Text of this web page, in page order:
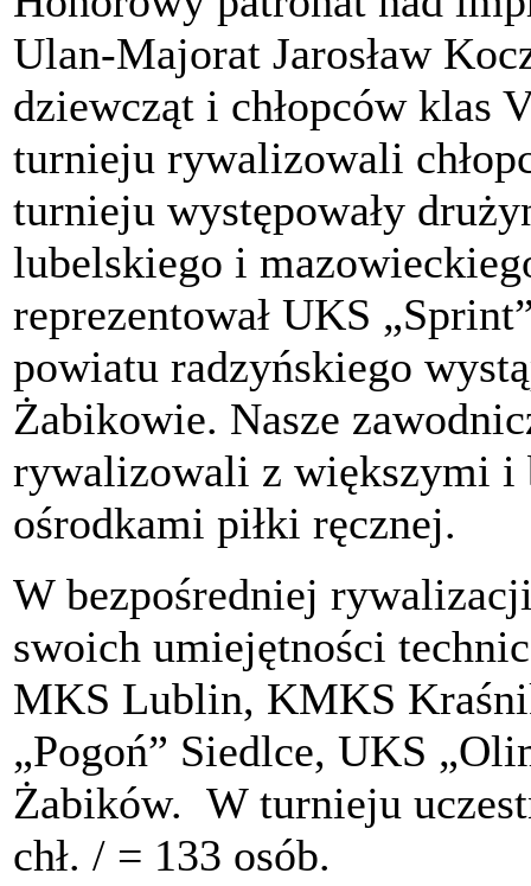
Ulan-Majorat Jarosław
dziewcząt i chłopców klas
turnieju rywalizowali
turnieju występowały
lubelskiego i
reprezentował UKS
powiatu radzyńskiego
Żabikowie. Nasze
rywalizowali z większymi i
ośrodkami piłki ręcznej.
W bezpośredniej
swoich umiejętności
MKS Lublin, KMKS
„Pogoń” Siedlce, UKS
Żabików. W turnieju
chł. / = 133 osób.